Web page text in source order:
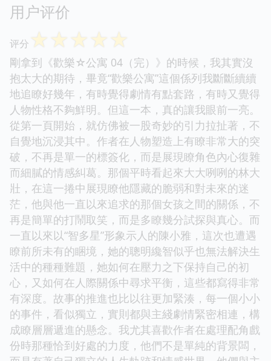
用户评价
评分 ☆☆☆☆☆
剛拿到《歡樂☆公寓 04（完）》的時候，我其實沒
抱太大的期待，畢竟“歡樂公寓”這個係列我斷斷續續
地追瞭好幾年，有時覺得劇情有點套路，有時又覺得
人物性格不夠鮮明。但這一本，真的讓我眼前一亮。
從第一頁開始，就仿佛被一股奇妙的引力拉扯著，不
自覺地沉浸其中。作者在人物塑造上有瞭非常大的突
破，不再是單一的標簽化，而是展現瞭角色內心復雜
而細膩的情感糾葛。那個平時看起來大大咧咧的林大
壯，在這一捲中展現瞭他隱藏的脆弱和對未來的迷
茫，他與他一直以來追求的那個女孩之間的關係，不
再是簡單的打鬧取笑，而是多瞭幾分試探與真心。而
一直以來以“智多星”形象示人的陳小雅，這次也遭遇
瞭前所未有的睏境，她的聰明纔智似乎也無法解決生
活中的種種難題，她如何在壓力之下保持自己的初
心，又如何在人際關係中尋求平衡，這些都寫得非常
有深度。故事的推進也比以往更加緊湊，每一個小小
的事件，看似獨立，實則都與主綫劇情緊密相連，構
成瞭層層遞進的懸念。我尤其喜歡作者在處理配角戲
份時那種恰到好處的力度，他們不是單純的背景闆，